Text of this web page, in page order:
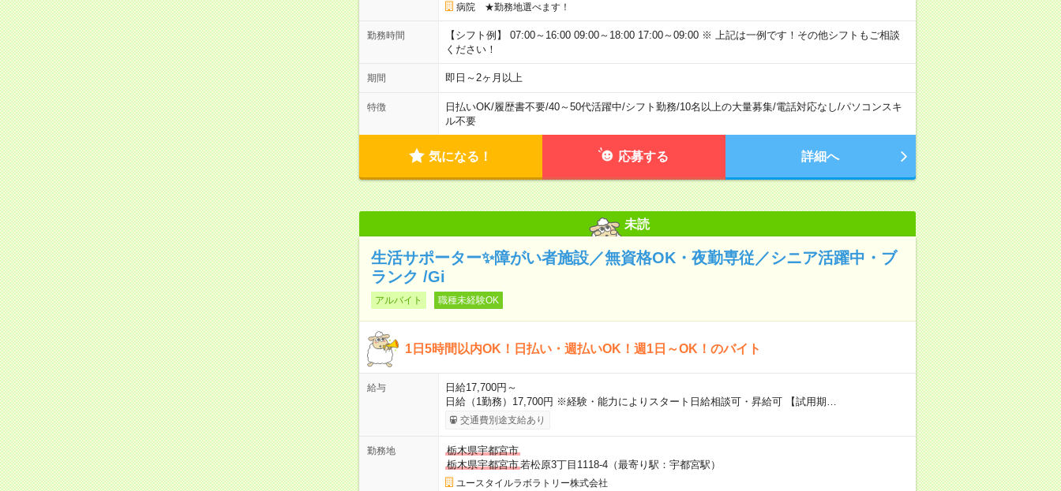
病院 ★勤務地選べます！
勤務時間
【シフト例】 07:00～16:00 09:00～18:00 17:00～09:00 ※ 上記は一例です！その他シフトもご相談
ください！
期間 即日～2ヶ月以上
特徴 日払いOK/履歴書不要/40～50代活躍中/シフト勤務/10名以上の大量募集/電話対応なし/パソコンスキ
ル不要
気になる！ 応募する 詳細へ
未読
生活サポーター✨障がい者施設／無資格OK・夜勤専従／シニア活躍中・ブ
ランク /Gi
アルバイト 職種未経験OK
1日5時間以内OK！日払い・週払いOK！週1日～OK！のバイト
給与
日給17,700円～
日給（1勤務）17,700円 ※経験・能力によりスタート日給相談可・昇給可 【試用期…
交通費別途支給あり
勤務地
栃木県宇都宮市
栃木県宇都宮市若松原3丁目1118-4（最寄り駅：宇都宮駅）
ユースタイルラボラトリー株式会社